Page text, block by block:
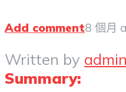
Add comment8 個月
Written by admin
Summary: